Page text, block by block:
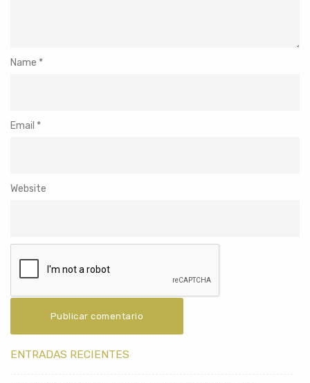
Name *
Email *
Website
ENTRADAS RECIENTES